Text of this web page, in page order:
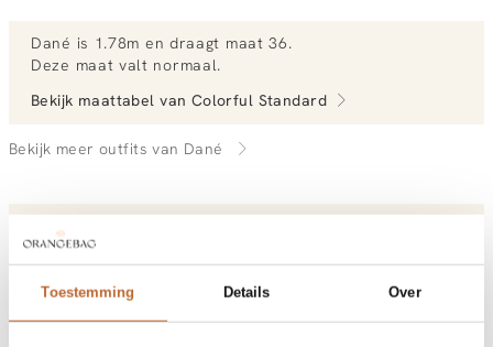
Toestemming Details Over
Dané is 1.78m en draagt maat 36.
Deze maat valt normaal.
Bekijk maattabel van Colorful Standard
Bekijk meer outfits van Dané
Vandaag besteld, dinsdag in huis